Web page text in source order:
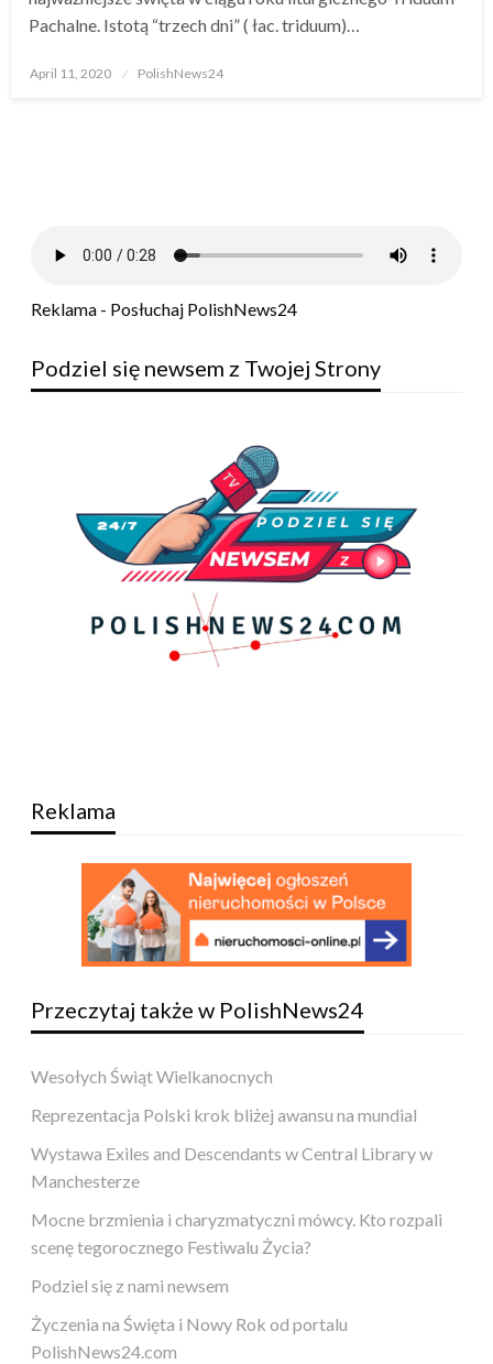
Pachalne. Istotą “trzech dni” ( łac. triduum)…
Posted
April 11, 2020 PolishNews24
Reklama - Posłuchaj PolishNews24
Podziel się newsem z Twojej Strony
Reklama
Przeczytaj także w PolishNews24
Wesołych Świąt Wielkanocnych
Reprezentacja Polski krok bliżej awansu na mundial
Wystawa Exiles and Descendants w Central Library w
Manchesterze
Mocne brzmienia i charyzmatyczni mówcy. Kto rozpali
scenę tegorocznego Festiwalu Życia?
Podziel się z nami newsem
Życzenia na Święta i Nowy Rok od portalu
PolishNews24.com